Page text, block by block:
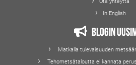
In English
Blogin
Matkalla tulevaisuuden
Tehometsätaloutta ei kannata